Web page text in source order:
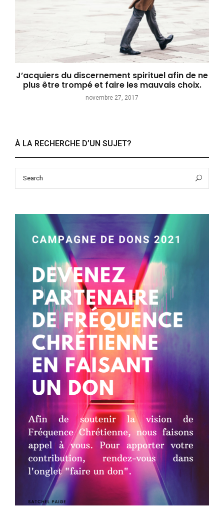
J’acquiers du discernement spirituel afin de ne
plus être trompé et faire les mauvais choix.
novembre 27, 2017
À LA RECHERCHE D’UN SUJET?